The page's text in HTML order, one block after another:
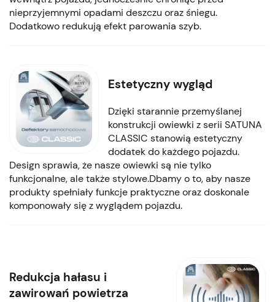
nieprzyjemnymi opadami deszczu oraz śniegu.
Dodatkowo redukują efekt parowania szyb.
Estetyczny wygląd
Dzięki starannie przemyślanej
konstrukcji owiewki z serii SATUNA
CLASSIC stanowią estetyczny
dodatek do każdego pojazdu.
Design sprawia, że nasze owiewki są nie tylko
funkcjonalne, ale także stylowe.Dbamy o to, aby nasze
produkty spełniały funkcje praktyczne oraz doskonale
komponowały się z wyglądem pojazdu.
Redukcja hałasu i
zawirowań powietrza